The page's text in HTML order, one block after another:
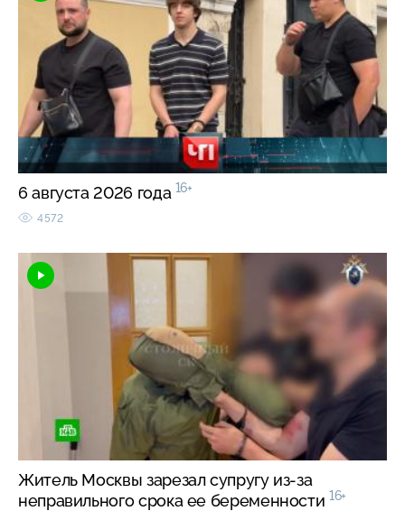
6 августа 2026 года 16+
4572
Житель Москвы зарезал супругу из-за
неправильного срока ее беременности 16+